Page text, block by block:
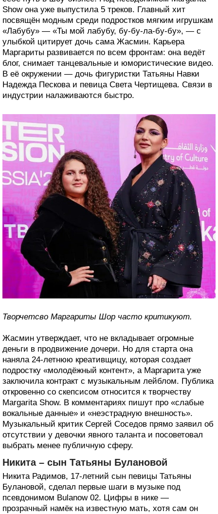
Show она уже выпустила 5 треков. Главный хит
посвящён модным среди подростков мягким игрушкам
«Лабубу» — «Ты мой лабубу, бу-бу-ла-бу-бу», — с
улыбкой цитирует дочь сама Жасмин. Карьера
Маргариты развивается по всем фронтам: она ведёт
блог, снимает танцевальные и юмористические видео.
В её окружении — дочь фигуристки Татьяны Навки
Надежда Пескова и певица Света Чертищева. Связи в
индустрии налаживаются быстро.
Творчетсво Маргариты Шор часто критикуют.
Жасмин утверждает, что не вкладывает огромные
деньги в продвижение дочери. Но для старта она
наняла 24-летнюю креативщицу, которая создает
подростку «молодёжный контент», а Маргарита уже
заключила контракт с музыкальным лейблом. Публика
откровенно со скепсисом относится к творчеству
Margarita Show. В комментариях пишут про «слабые
вокальные данные» и «неэстрадную внешность».
Музыкальный критик Сергей Соседов прямо заявил об
отсутствии у девочки явного таланта и посоветовал
выбрать менее публичную сферу.
Никита – сын Татьяны Булановой
Никита Радимов, 17-летний сын певицы Татьяны
Булановой, сделал первые шаги в музыке под
псевдонимом Bulanow 02. Цифры в нике —
прозрачный намёк на известную мать, хотя сам он